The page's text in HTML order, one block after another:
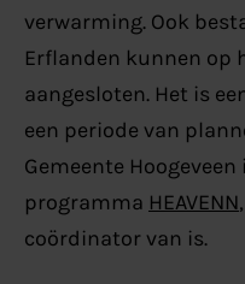
verwarming. Ook
Erflanden kunnen op
aangesloten. Het is
een periode van
Gemeente
programma HEAVENN
coördinator van is.